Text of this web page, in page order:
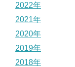
2022年
2021年
2020年
2019年
2018年